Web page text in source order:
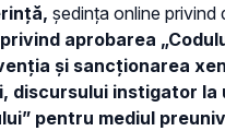
ședința online privind
aprobarea
și sancționarea
discursului instigator la
pentru mediul